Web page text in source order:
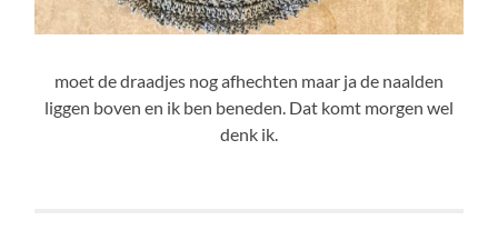
moet de draadjes nog afhechten maar ja de naalden
liggen boven en ik ben beneden. Dat komt morgen wel
denk ik.